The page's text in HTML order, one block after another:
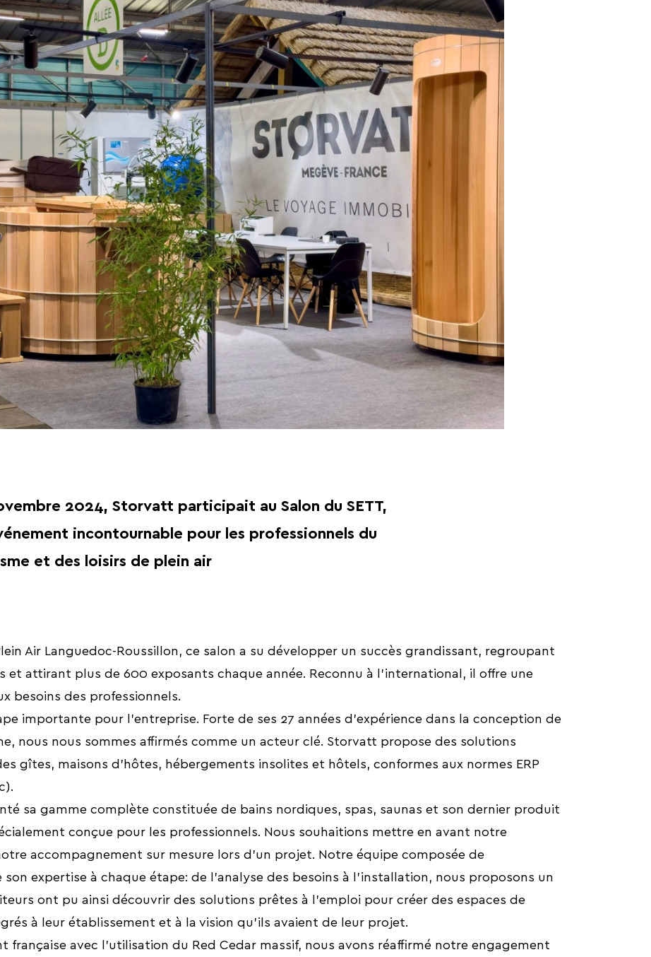
2024, Storvatt participait au Salon du SETT,
incontournable pour les professionnels du
et des loisirs de plein air
Air Languedoc-Roussillon, ce salon a su développer un succès grandissant, regroupant
et attirant plus de 600 exposants chaque année. Reconnu à l'international, il offre une
besoins des professionnels.
importante pour l'entreprise. Forte de ses 27 années d'expérience dans la conception de
nous nous sommes affirmés comme un acteur clé. Storvatt propose des solutions
gîtes, maisons d'hôtes, hébergements insolites et hôtels, conformes aux normes ERP
sa gamme complète constituée de bains nordiques, spas, saunas et son dernier produit
conçue pour les professionnels. Nous souhaitions mettre en avant notre
accompagnement sur mesure lors d’un projet. Notre équipe composée de
expertise à chaque étape: de l’analyse des besoins à l’installation, nous proposons un
ont pu ainsi découvrir des solutions prêtes à l’emploi pour créer des espaces de
à leur établissement et à la vision qu’ils avaient de leur projet.
avec l’utilisation du Red Cedar massif, nous avons réaffirmé notre engagement